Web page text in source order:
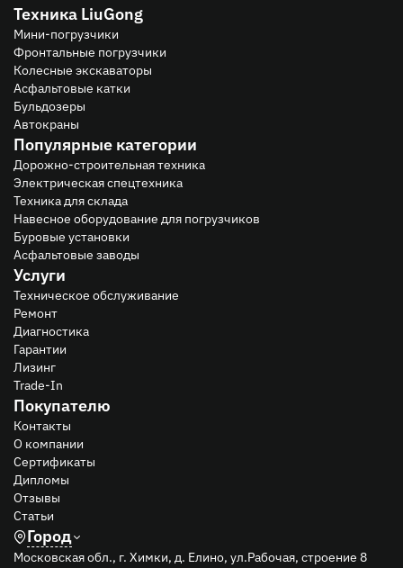
Техника LiuGong
Мини-погрузчики
Фронтальные погрузчики
Колесные экскаваторы
Асфальтовые катки
Бульдозеры
Автокраны
Популярные категории
Дорожно-строительная техника
Электрическая спецтехника
Техника для склада
Навесное оборудование для погрузчиков
Буровые установки
Асфальтовые заводы
Услуги
Техническое обслуживание
Ремонт
Диагностика
Гарантии
Лизинг
Trade-In
Покупателю
Контакты
О компании
Сертификаты
Дипломы
Отзывы
Статьи
Город
Московская обл., г. Химки, д. Елино, ул.Рабочая, строение 8